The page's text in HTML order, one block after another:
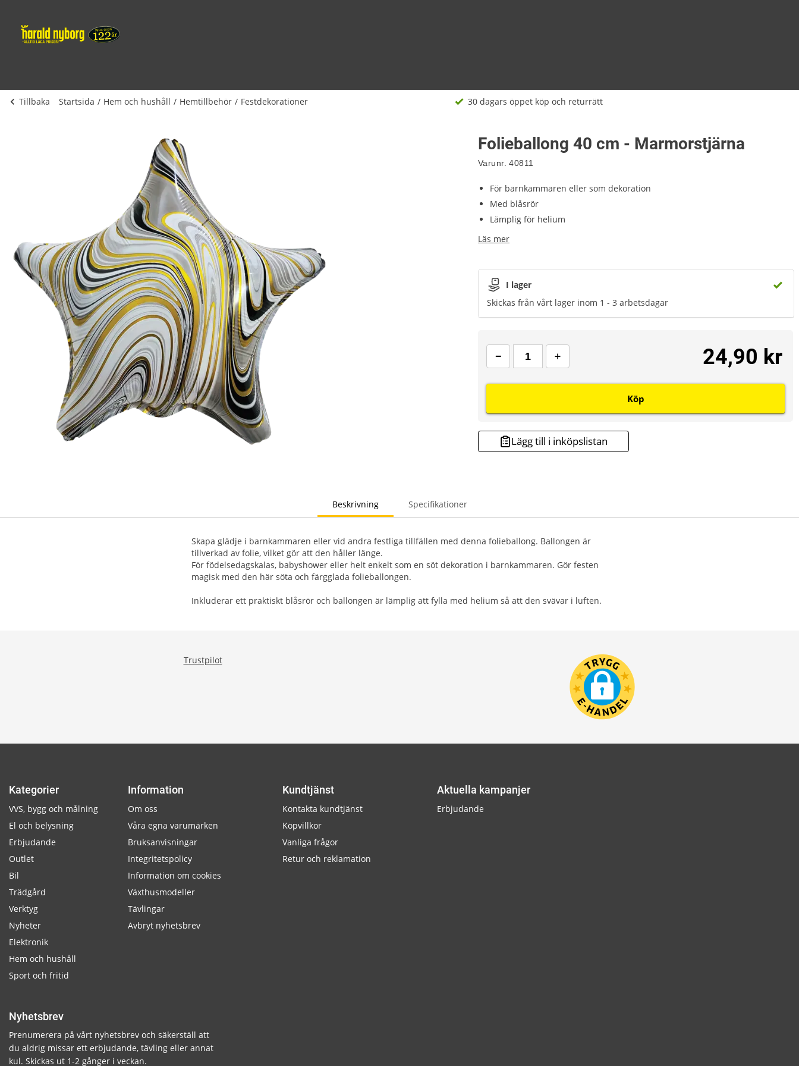
Tillbaka Startsida Hem och hushåll Hemtillbehör Festdekorationer 30 dagars öppet köp och returrätt
Folieballong 40 cm - Marmorstjärna
Varunr. 40811
För barnkammaren eller som dekoration
Med blåsrör
Lämplig för helium
Läs mer
I lager
Skickas från vårt lager inom 1 - 3 arbetsdagar
24,90 kr
Köp
Lägg till i inköpslistan
Beskrivning Specifikationer
Skapa glädje i barnkammaren eller vid andra festliga tillfällen med denna folieballong. Ballongen är
tillverkad av folie, vilket gör att den håller länge.
För födelsedagskalas, babyshower eller helt enkelt som en söt dekoration i barnkammaren. Gör festen
magisk med den här söta och färgglada folieballongen.
Inkluderar ett praktiskt blåsrör och ballongen är lämplig att fylla med helium så att den svävar i luften.
Trustpilot
Kategorier
VVS, bygg och målning
El och belysning
Erbjudande
Outlet
Bil
Trädgård
Verktyg
Nyheter
Elektronik
Hem och hushåll
Sport och fritid
Information
Om oss
Våra egna varumärken
Bruksanvisningar
Integritetspolicy
Information om cookies
Växthusmodeller
Tävlingar
Avbryt nyhetsbrev
Kundtjänst
Kontakta kundtjänst
Köpvillkor
Vanliga frågor
Retur och reklamation
Aktuella kampanjer
Erbjudande
Nyhetsbrev
Prenumerera på vårt nyhetsbrev och säkerställ att
du aldrig missar ett erbjudande, tävling eller annat
kul. Skickas ut 1-2 gånger i veckan.